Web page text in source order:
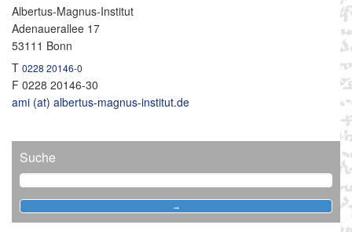
Albertus-Magnus-Institut
Adenauerallee 17
53111 Bonn
T 0228 20146-0
F 0228 20146-30
ami (at) albertus-magnus-institut.de
Suche